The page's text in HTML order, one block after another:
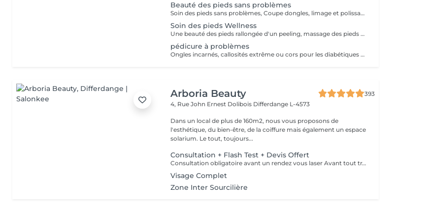
Beauté des pieds sans problèmes
Soin des pieds sans problèmes, Coupe dongles, limage et polissage des ongles, cuticules, peaux cornés
Soin des pieds Wellness
Une beauté des pieds rallongée d'un peeling, massage des pieds et masque très nourrissant Recommandé à toutes les personnes pour une sensation de légèreté des pieds
pédicure à problèmes
Ongles incarnés, callosités extrême ou cors pour les diabétiques nous conseillons d'aller chez un(e) podologue!
Arboria Beauty
393
4, Rue John Ernest Dolibois Differdange L-4573
Dans un local de plus de 160m2, nous vous proposons de
l'esthétique, du bien-être, de la coiffure mais également un espace
solarium. Le tout, toujours...
Consultation + Flash Test + Devis Offert
Consultation obligatoire avant un rendez vous laser Avant tout traitement, nous vous proposons gratuitement un rendez-vous d'information afin de vous apporter toutes les explications utiles et évaluer vos besoins spécifiques. Un flash test est effectué et un devis personnalisé vous est proposé.
Visage Complet
Zone Inter Sourcilière